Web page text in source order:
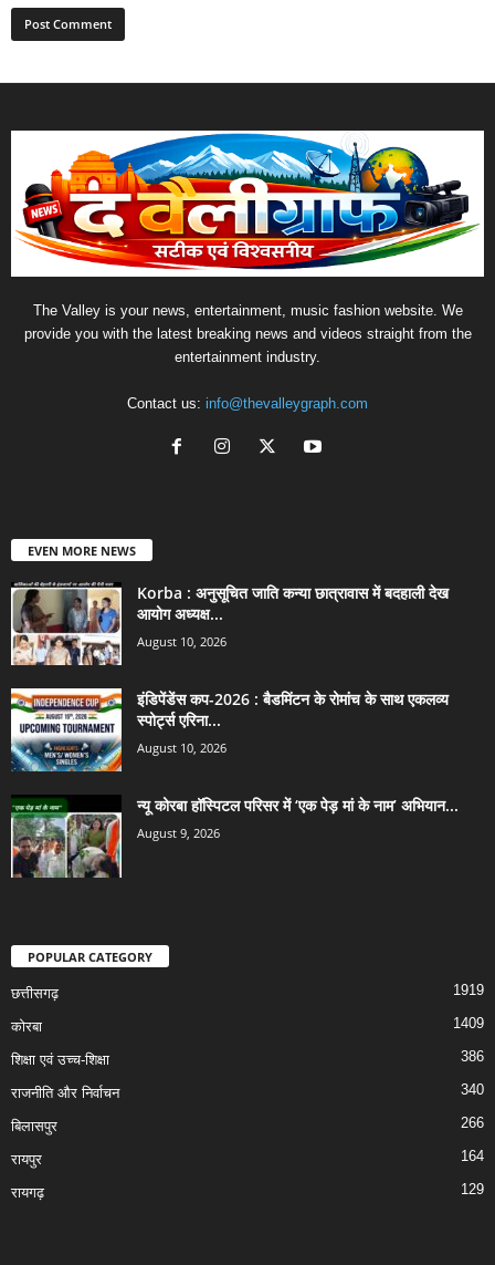
The Valley is your news, entertainment, music fashion website. We
provide you with the latest breaking news and videos straight from the
entertainment industry.
Contact us: info@thevalleygraph.com
EVEN MORE NEWS
Korba : अनुसूचित जाति कन्या छात्रावास में बदहाली देख
आयोग अध्यक्ष...
August 10, 2026
इंडिपेंडेंस कप-2026 : बैडमिंटन के रोमांच के साथ एकलव्य
स्पोर्ट्स एरिना...
August 10, 2026
न्यू कोरबा हॉस्पिटल परिसर में ‘एक पेड़ मां के नाम’ अभियान...
August 9, 2026
POPULAR CATEGORY
छत्तीसगढ़ 1919
कोरबा 1409
शिक्षा एवं उच्च-शिक्षा 386
राजनीति और निर्वाचन 340
बिलासपुर 266
रायपुर 164
रायगढ़ 129